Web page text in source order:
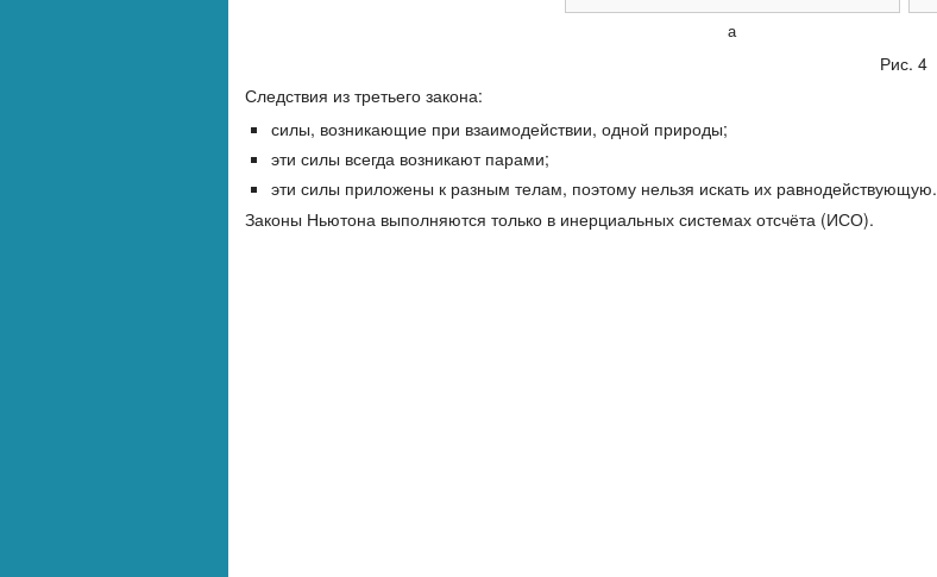
а
Рис. 4
Следствия из третьего закона:
силы, возникающие при взаимодействии, одной природы;
эти силы всегда возникают парами;
эти силы приложены к разным телам, поэтому нельзя искать их равнодействующую.
Законы Ньютона выполняются только в инерциальных системах отсчёта (ИСО).